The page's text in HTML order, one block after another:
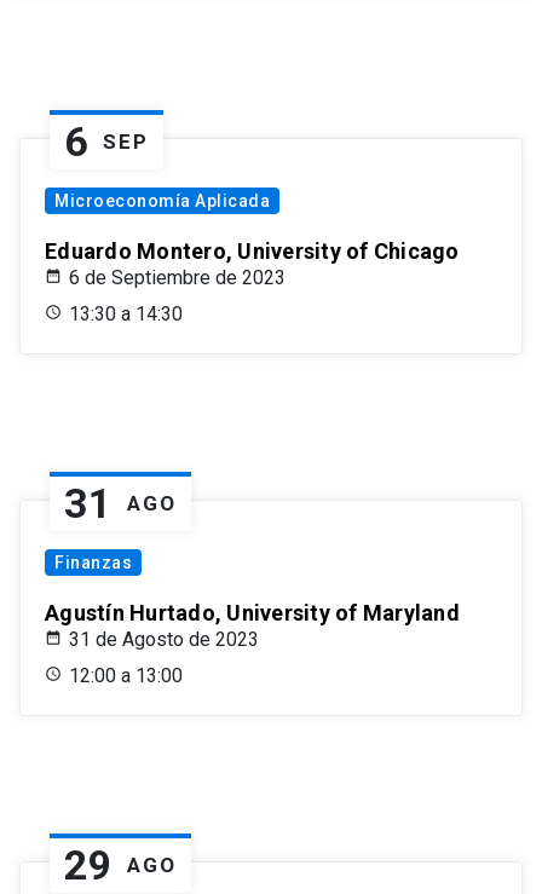
6 SEP
Microeconomía Aplicada
Eduardo Montero, University of Chicago
6 de Septiembre de 2023
13:30 a 14:30
31 AGO
Finanzas
Agustín Hurtado, University of Maryland
31 de Agosto de 2023
12:00 a 13:00
29 AGO